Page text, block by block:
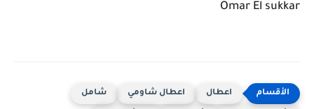
Omar El sukkar
اعطال اعطال شاومي شامل